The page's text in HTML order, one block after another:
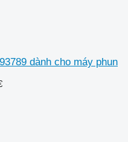
dành cho máy phun